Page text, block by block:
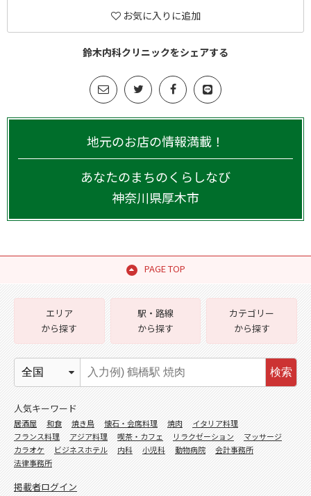
お気に入りに追加
鈴木内科クリニックをシェアする
地元のお店の情報満載！
あなたのまちのくらしなび
神奈川県厚木市
PAGE TOP
エリア
から探す
駅・路線
から探す
カテゴリー
から探す
検索
人気キーワード
居酒屋 和食 焼き鳥 懐石・会席料理 焼肉
イタリア料理
フランス料理
アジア料理 喫茶・カフェ リラクゼーション
マッサージ
カラオケ
ビジネスホテル 内科 小児科 動物病院
会計事務所
法律事務所
掲載者ログイン